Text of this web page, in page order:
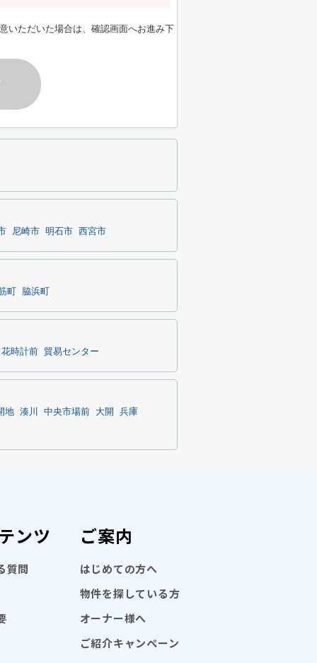
いただいた場合は、確認画面へお進み下
尼崎市 明石市 西宮市
町 脇浜町
時計前 貿易センター
地 湊川 中央市場前 大開
兵庫
ンツ
質問
ご案内
はじめての方へ
物件を探している方
オーナー様へ
ご紹介キャンペーン